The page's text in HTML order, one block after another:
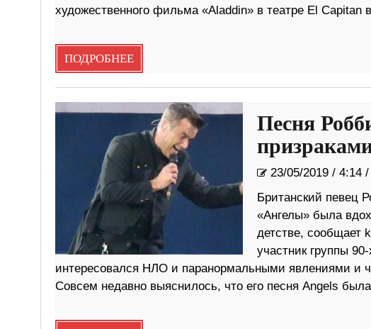
художественного фильма «Aladdin» в театре El Capitan в
ПОДРОБНЕЕ
Песня
23/05/2019/ 4:14 /
Британский певец
«Ангелы» была
детстве, сообщает
участник группы
интересовался НЛО и паранормальными явлениями и
Совсем недавно выяснилось, что его песня Angels